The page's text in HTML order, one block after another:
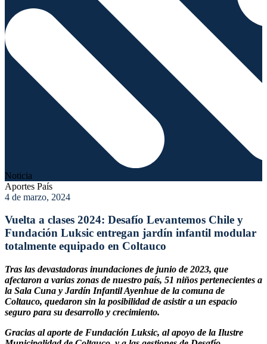
Noticia
Aportes País
4 de marzo, 2024
Vuelta a clases 2024: Desafío Levantemos Chile y
Fundación Luksic entregan jardín infantil modular
totalmente equipado en Coltauco
Tras las devastadoras inundaciones de junio de 2023, que
afectaron a varias zonas de nuestro país, 51 niños pertenecientes a
la Sala Cuna y Jardín Infantil Ayenhue de la comuna de
Coltauco, quedaron sin la posibilidad de asistir a un espacio
seguro para su desarrollo y crecimiento.
Gracias al aporte de Fundación Luksic, al apoyo de la Ilustre